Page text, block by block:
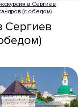
в Сергиев
(с обедом)
Сергиев